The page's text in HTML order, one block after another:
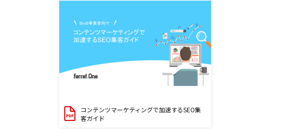
コンテンツマーケティングで加速するSEO集
客ガイド